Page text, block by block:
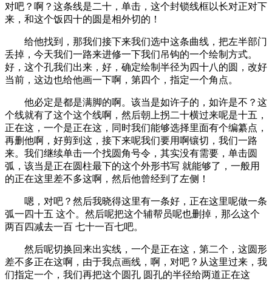
对吧？啊？这条线是二十，单击，这个封锁线框以长对正对下
来，和这个饭四十的圆是相外切的！
给他找到，那我们接下来我们选中这条曲线，把左半部门
丢掉，今天我们一路来进修一下我们吊钩的一个绘制方式。
好，这个孔我们出来，好，确定绘制半径为四十八的圆，改好
当前，这边也给他画一下啊，第四个，指定一个角点。
他必定是都是满脚的啊。该当是如许子的，如许是不？这
个线就有了这个这个线啊，然后朝上拐二十横过来呢是十五，
正在这，一个是正在这，同时我们能够选择里面有个编纂点，
再删他啊，好剪到这，接下来呢我们要用啊镶切，我们一路
来。我们继续单击一个找圆角号令，其实没有需要，单击圆
弧，该当是正在圆柱最下的这个外形书写 就能够了，一般用
的正在这里差不多这啊，然后他曾经到了左侧！
嗯，对吧？然后我晓得这里有一条好，正在这里呢做一条
弧一四十五 这个。然后呢把这个辅帮员呢也删掉，那么这个
两百四减去一百 七十一百七吧。
然后呢切换回来出实线，一个是正在这，第二个，这圆形
差不多正在这啊，由于我点画线，啊，对吧？从这里过来，我
们指定一个，我们再把这个圆孔 圆孔的半径给两道正在这